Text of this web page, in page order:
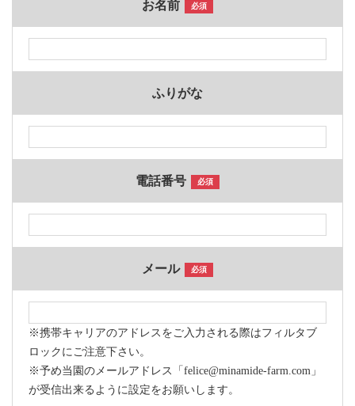
お名前 必須
ふりがな
電話番号 必須
メール 必須
※携帯キャリアのアドレスをご入力される際はフィルタブ
ロックにご注意下さい。
※予め当園のメールアドレス「felice@minamide-farm.com」
が受信出来るように設定をお願いします。